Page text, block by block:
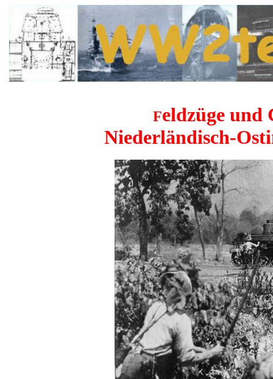
Feldzüge und
Niederländisch-